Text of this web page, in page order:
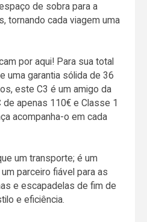
de sobra para a
tornando cada viagem uma
por aqui! Para sua total
uma garantia sólida de 36
este C3 é um amigo da
de apenas 110€ e Classe 1
acompanha-o em cada
um transporte; é um
parceiro fiável para as
e escapadelas de fim de
e eficiência.